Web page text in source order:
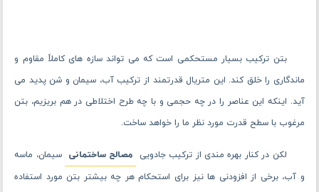
بتن ترکیب بسیار مستحکمی است که می ‌تواند سازه های کاملاً مقاوم و
ماندگاری را خلق کند. این متریال قدرتمند از ترکیب آب، سیمان و شن پدید می
آید. اینکه این عناصر را در چه حجمی و با چه طرح اختلاطی در هم بریزیم، بتن
مرغوب با سطح قدرت مورد نظر ما را خواهد ساخت.
لکن در کنار بهره ‌مندی از ترکیب جادویی مصالح ساختمانی
سیمان، ماسه
و آب، برخی از افزودنی ها نیز برای استحکام هر چه بیشتر بتن مورد استفاده